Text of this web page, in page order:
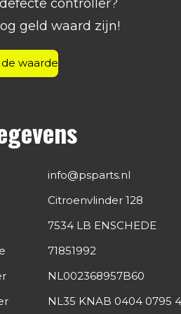
I
n
p
p
controller?
geld waard zijn!
waarde
info@psparts.nl
Citroenvlinder 128
7534 LB ENSCHEDE
71851992
NL002368957B60
NL35 KNAB 0404 0795